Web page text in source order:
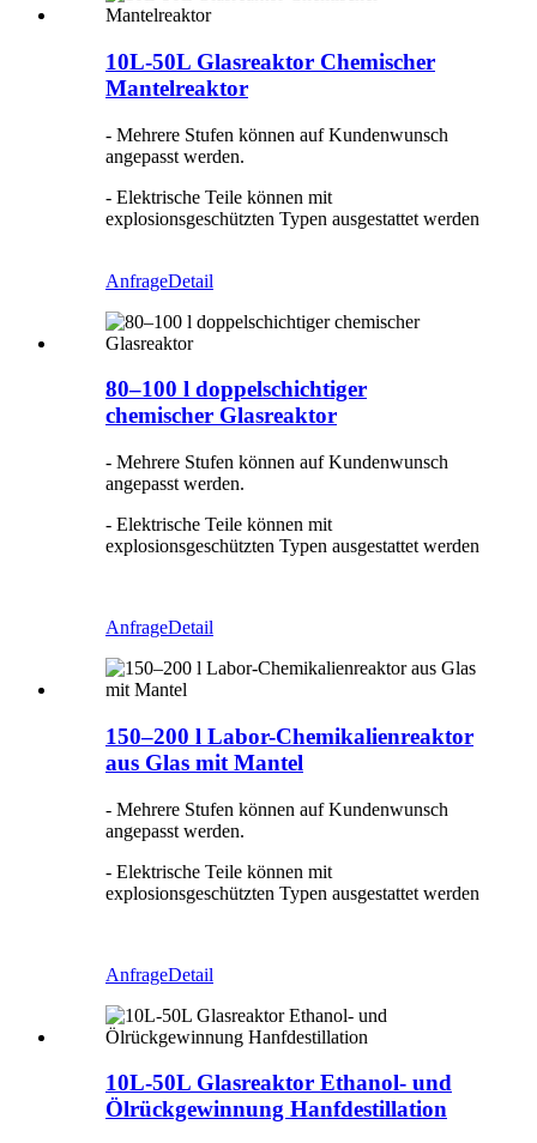
10L-50L Glasreaktor Chemischer
Mantelreaktor
- Mehrere Stufen können auf Kundenwunsch
angepasst werden.
- Elektrische Teile können mit
explosionsgeschützten Typen ausgestattet werden
AnfrageDetail
80–100 l doppelschichtiger
chemischer Glasreaktor
- Mehrere Stufen können auf Kundenwunsch
angepasst werden.
- Elektrische Teile können mit
explosionsgeschützten Typen ausgestattet werden
AnfrageDetail
150–200 l Labor-Chemikalienreaktor
aus Glas mit Mantel
- Mehrere Stufen können auf Kundenwunsch
angepasst werden.
- Elektrische Teile können mit
explosionsgeschützten Typen ausgestattet werden
AnfrageDetail
10L-50L Glasreaktor Ethanol- und
Ölrückgewinnung Hanfdestillation